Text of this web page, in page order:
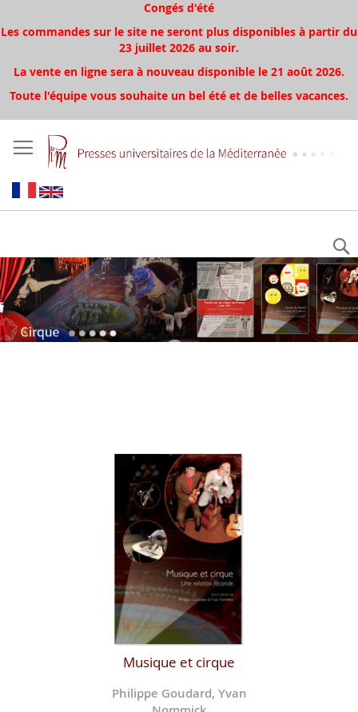
Congés d'été
Les commandes sur le site ne seront plus disponibles à partir du
23 juillet 2026 au soir.
La vente en ligne sera à nouveau disponible le 21 août 2026.
Toute l'équipe vous souhaite un bel été et de belles vacances.
Musique et cirque
Philippe Goudard, Yvan